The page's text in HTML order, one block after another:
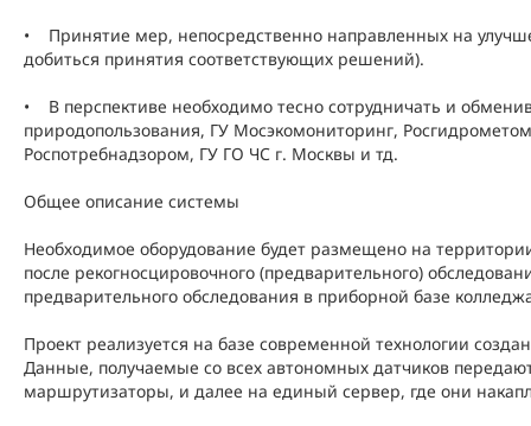
• Принятие мер, непосредственно направленных на
добиться принятия соответствующих решений).
• В перспективе необходимо тесно сотрудничать и
природопользования, ГУ Мосэкомониторинг,
Роспотребнадзором, ГУ ГО ЧС г. Москвы и тд.
Общее описание системы
Необходимое оборудование будет размещено на
после рекогносцировочного (предварительного)
предварительного обследования в приборной базе
Проект реализуется на базе современной технологии
Данные, получаемые со всех автономных датчиков
маршрутизаторы, и далее на единый сервер, где они